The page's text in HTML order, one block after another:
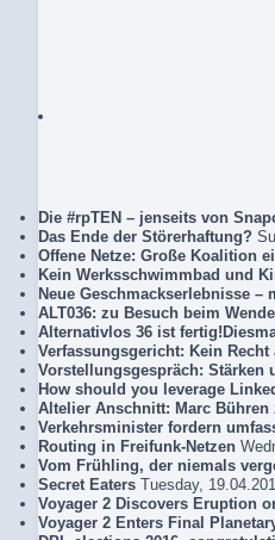
Die #rpTEN – jenseits von
Das Ende der Störerhaftung?
Offene Netze: Große Koalition
Kein Werksschwimmbad und
Neue Geschmackserlebnisse –
ALT036: zu Besuch beim
Alternativlos 36 ist
Verfassungsgericht: Kein
Vorstellungsgespräch: Stärken
How should you leverage
Altelier Anschnitt: Marc Bühren
Verkehrsminister fordern
Routing in Freifunk-Netzen
Vom Frühling, der niemals
Secret Eaters Tuesday,
Voyager 2 Discovers Eruption
Voyager 2 Enters Final